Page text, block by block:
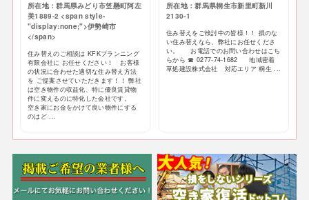
所在地：群馬県みどり市笠懸町阿左
美1889-2 <span style-
"display:none;">伊勢崎市
</span>
住み替えのご相談は KFKプランニング
有限会社に お任せください！ お客様
の状況に合わせた適切な住み替え方法
を ご提案させていただきます！！ 弊社
は空き物件の収益化、特に優良賃貸物
件に変えるのに特化した会社です。
空き家にお金をかけて良い物件にする
のはど ...
所在地：群馬県桐生市新里町新川
2130-1
住み替えをご検討中の皆様！！ 損のな
い住み替えなら、弊社にお任せくださ
い。 お電話でのお問い合わせはこち
らから ☎ 0277-74-1682 地域密着
草処建設株式会社 対応エリア 桐生 ...